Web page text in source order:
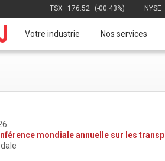
NYSE
TSX 176.52 (-00.43%)
Votre industrie Nos services
mondiale annuelle sur les